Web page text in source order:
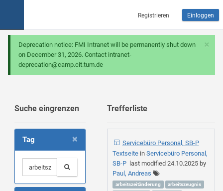
Registrieren Einloggen
×
Deprecation notice: FMI Intranet will be permanently shut down
on December 31, 2026. Contact intranet-
deprecation@camp.cit.tum.de
Suche eingrenzen
×
Tag
Trefferliste
Servicebüro Personal, SB-P
Textseite in Servicebüro Personal,
SB-Plast modified 24.10.2025by
Paul, Andreas
arbeitszeitänderung
arbeitszeugnis